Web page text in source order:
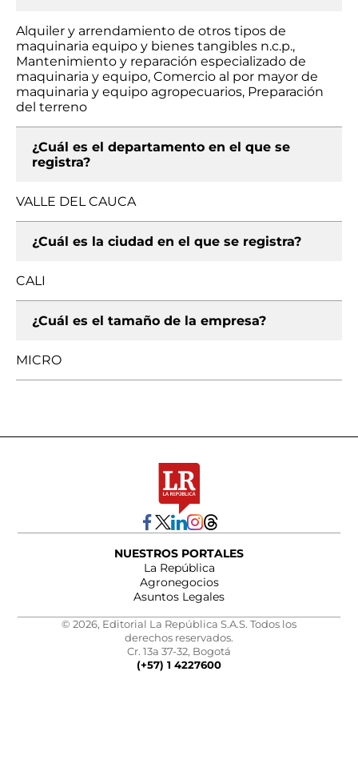
Alquiler y arrendamiento de otros tipos de
maquinaria equipo y bienes tangibles n.c.p.,
Mantenimiento y reparación especializado de
maquinaria y equipo, Comercio al por mayor de
maquinaria y equipo agropecuarios, Preparación
del terreno
¿Cuál es el departamento en el que se
registra?
VALLE DEL CAUCA
¿Cuál es la ciudad en el que se registra?
CALI
¿Cuál es el tamaño de la empresa?
MICRO
NUESTROS PORTALES
La República
Agronegocios
Asuntos Legales
© 2026, Editorial La República S.A.S. Todos los
derechos reservados.
Cr. 13a 37-32, Bogotá
(+57) 1 4227600